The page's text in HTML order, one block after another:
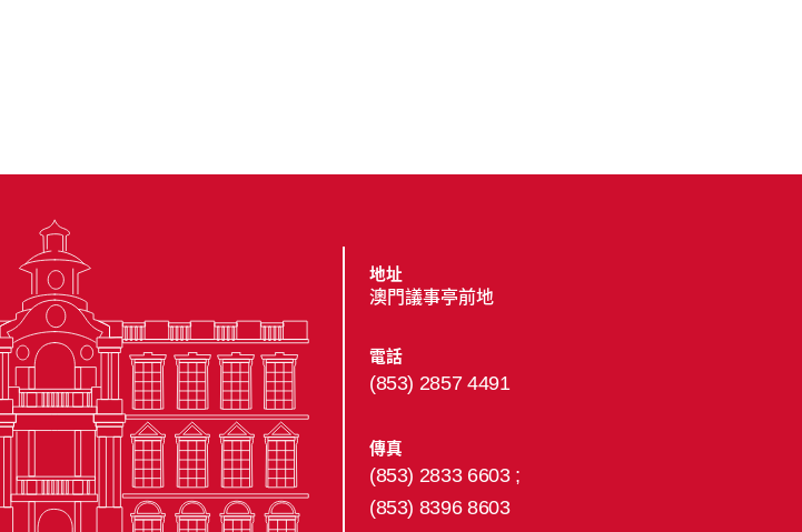
地址
澳門議事亭前地
電話
(853) 2857 4491
傳真
(853) 2833 6603 ;
(853) 8396 8603